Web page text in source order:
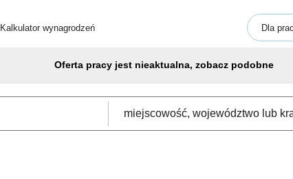
Kalkulator wynagrodzeń Dla
Oferta pracy jest nieaktualna, zobacz podobne